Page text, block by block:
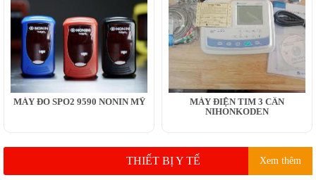
MÁY ĐO SPO2 9590 NONIN MỸ
MÁY ĐIỆN TIM 3 CẦN
NIHONKODEN
THIẾT BỊ Y TẾ Xem thêm